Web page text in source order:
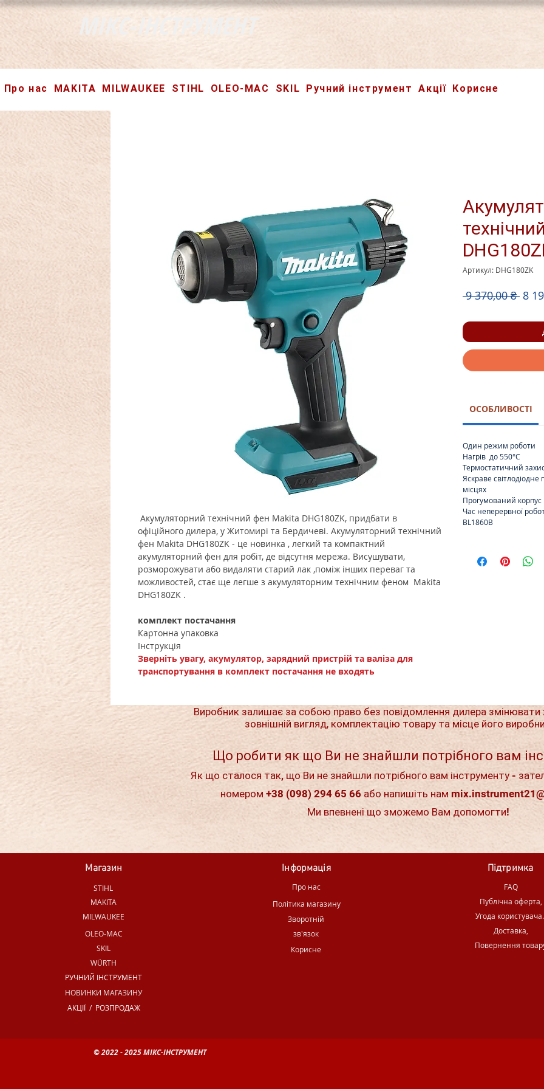
МІКС-ІНСТРУМЕНТ
Про нас MAKITA MILWAUKEE STIHL OLEO-MAC SKIL Ручний інструмент Акції Корисне
Акумуляторний технічний фен Makita DHG180ZK, придбати в
офіційного дилера, у Житомирі та Бердичеві. Акумуляторний технічний
фен Makita DHG180ZK - це новинка , легкий та компактний
акумуляторний фен для робіт, де відсутня мережа. Висушувати,
розморожувати або видаляти старий лак ,поміж інших переваг та
можливостей, стає ще легше з акумуляторним технічним феном Makita
DHG180ZK .
комплект постачання
Картонна упаковка
Інструкція
Зверніть увагу, акумулятор, зарядний пристрій та валіза для
транспортування в комплект постачання не входять
Артикул: DHG180ZK
9 370,00 ₴ 8
ОСОБЛИВОСТІ
Один режим роботи
Нагрів до 550°C
Термостатичний
Яскраве
місцях
Прогумований корпус
Час неперервної
BL1860B
Виробник залишає за собою право без повідомлення дилера змінювати
зовнішній вигляд, комплектацію товару та місце його
Що робити як що Ви не знайшли потрібного вам
Як що сталося так, що Ви не знайшли потрібного вам інструменту -
номером +38 (098) 294 65 66 або напишіть нам
Ми впевнені що зможемо Вам допомогти!
Магазин
STIHL
MAKITA
MILWAUKEE
OLEO-MAC
SKIL
WÜRTH
РУЧНИЙ ІНСТРУМЕНТ
НОВИНКИ МАГАЗИНУ
АКЦІЇ / РОЗПРОДАЖ
Інформація
Про нас
Політика магазину
Зворотній
зв'язок
Корисне
Підтримка
FAQ
Публічна оферта,
Угода
Доставка,
Повернення
© 2022 - 2025 МІКС-ІНСТРУМЕНТ